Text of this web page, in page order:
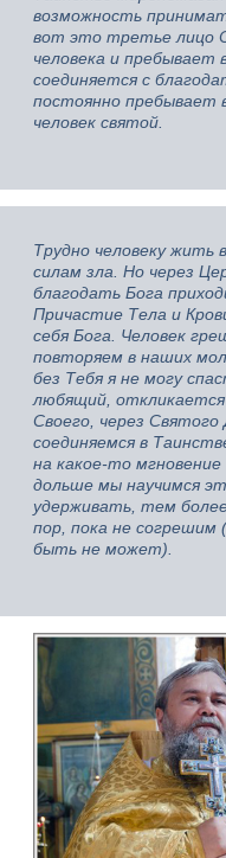
возможность
вот это третье лицо
человека и пребывает
соединяется с
постоянно
человек святой.
Трудно человеку жить
силам зла. Но через
благодать Бога
Причастие Тела и
себя Бога. Человек
повторяем в наших
без Тебя я не могу
любящий,
Своего, через
соединяемся в
на какое-то
дольше мы научимся
удерживать, тем
пор, пока не
быть не может).